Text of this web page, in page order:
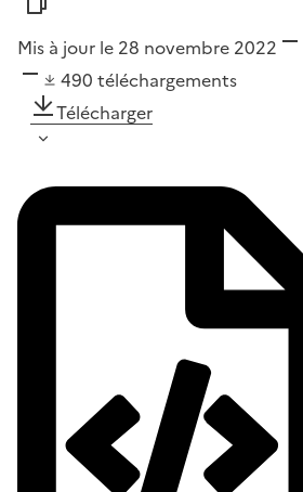
Mis à jour le 28 novembre 2022
490 téléchargements
Télécharger